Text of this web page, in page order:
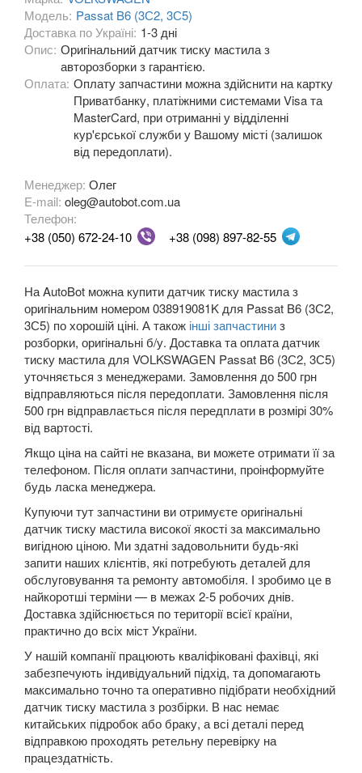
OPEL
PEUGEOT
PORSCHE keyboard_arrow_down
RENAULT keyboard_arrow_down
SAAB
SEAT
SKODA keyboard_arrow_down
SMART keyboard_arrow_down
SUBARU keyboard_arrow_down
SUZUKI keyboard_arrow_down
TESLA keyboard_arrow_down
TOYOTA
VOLKSWAGEN keyboard_arrow_down
Arteon
Atlas
Atlas Cross Sport
Amarok (2H)
Beetle (A5)
New Beetle (9C1)
New Beetle (5C1)
New Beetle Cabrio (1Y7)
Модель: Passat B6 (3С2, 3С5)
Доставка по Україні: 1-3 дні
Опис: Оригінальний датчик тиску мастила з
авторозборки з гарантією.
Оплата: Оплату запчастини можна здійснити на картку
Приватбанку, платіжними системами Visa та
MasterCard, при отриманні у відділенні
кур'єрської служби у Вашому місті (залишок
від передоплати).
Менеджер: Олег
E-mail: oleg@autobot.com.ua
Телефон:
+38 (050) 672-24-10
+38 (098) 897-82-55
На AutoBot можна купити датчик тиску мастила з
оригінальним номером 038919081K для Passat B6 (3С2,
3С5) по хорошій ціні. А також інші запчастиниз
розборки, оригінальні б/у. Доставка та оплата датчик
тиску мастила для VOLKSWAGEN Passat B6 (3С2, 3С5)
уточняється з менеджерами. Замовлення до 500 грн
відправляються після передоплати. Замовлення після
500 грн відправлається після передплати в розмірі 30%
від вартості.
Якщо ціна на сайті не вказана, ви можете отримати її за
телефоном. Після оплати запчастини, проінформуйте
будь ласка менеджера.
Купуючи тут запчастини ви отримуєте оригінальні
датчик тиску мастила високої якості за максимально
вигідною ціною. Ми здатні задовольнити будь-які
запити наших клієнтів, які потребують деталей для
обслуговування та ремонту автомобіля. І зробимо це в
найкоротші терміни — в межах 2-5 робочих днів.
Доставка здійснюється по території всієї країни,
практично до всіх міст України.
У нашій компанії працюють кваліфіковані фахівці, які
забезпечують індивідуальний підхід, та допомагають
максимально точно та оперативно підібрати необхідний
датчик тиску мастила з розбірки. В нас немає
китайських підробок або браку, а всі деталі перед
відправкою проходять ретельну перевірку на
працездатність.